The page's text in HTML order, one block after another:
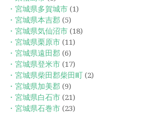
・宮城県多賀城市 (1)
・宮城県本吉郡 (5)
・宮城県気仙沼市 (18)
・宮城県栗原市 (11)
・宮城県遠田郡 (6)
・宮城県登米市 (17)
・宮城県柴田郡柴田町 (2)
・宮城県加美郡 (9)
・宮城県白石市 (21)
・宮城県石巻市 (23)